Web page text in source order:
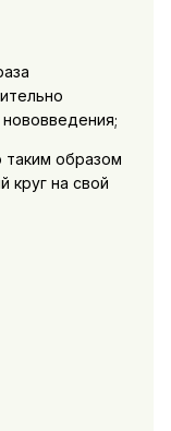
таким образом
круг на свой